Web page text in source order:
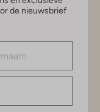
de nieuwsbrief